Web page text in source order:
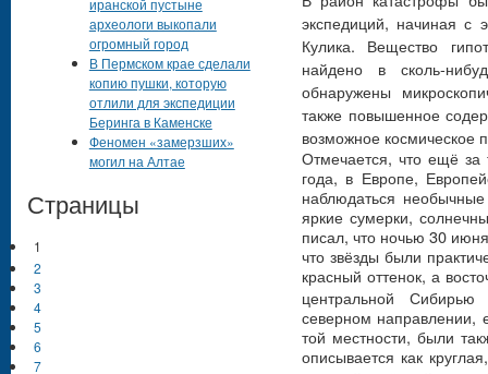
экспедиций, начиная с
Кулика. Вещество
найдено в сколь-
обнаружены
также повышенное
возможное космическое
Отмечается, что ещё
года, в Европе,
наблюдаться
яркие сумерки,
писал, что ночью 30
что звёзды были
красный оттенок, а
центральной
северном направлении,
той местности, были
описывается как
иранской пустыне
археологи выкопали
огромный город
В Пермском крае сделали
копию пушки, которую
отлили для экспедиции
Беринга в Каменске
Феномен «замерзших»
могил на Алтае
Страницы
1
2
3
4
5
6
7